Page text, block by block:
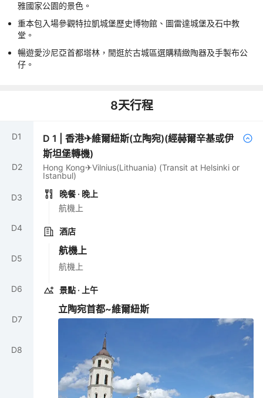
雅國家公園的景色。
重本包入場參觀特拉凱城堡歷史博物館、圖雷達城堡及石中教
堂。
暢遊愛沙尼亞首都塔林，閒逛於古城區選購精緻陶器及手製布公
仔。
8天行程
D1
D2
D3
D4
D5
D6
D7
D8
D1 |香港✈維爾紐斯(立陶宛)(經赫爾辛基或伊
斯坦堡轉機)
Hong Kong✈Vilnius(Lithuania) (Transit at Helsinki or
Istanbul)
晚餐 · 晚上
航機上
酒店
航機上
航機上
景點 · 上午
立陶宛首都~維爾紐斯